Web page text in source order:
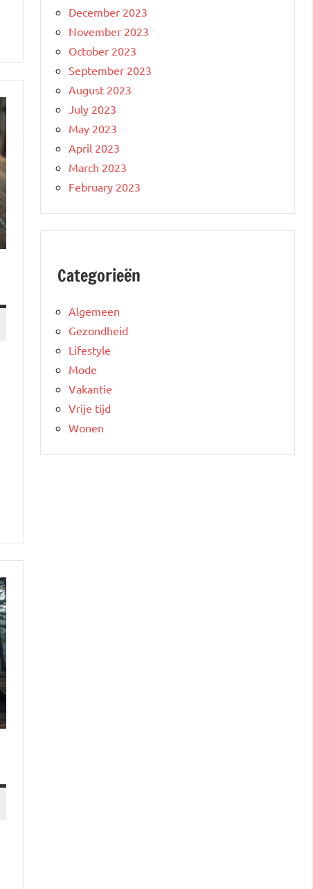
December 2023
November 2023
October 2023
September 2023
August 2023
July 2023
May 2023
April 2023
March 2023
February 2023
Categorieën
Algemeen
Gezondheid
Lifestyle
Mode
Vakantie
Vrije tijd
Wonen